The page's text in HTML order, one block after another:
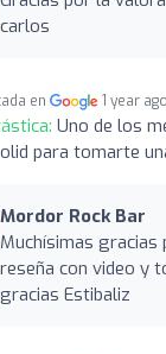
carlos
en 1 year ago
Uno de los
para tomarte
Mordor Rock Bar
Muchísimas gracias
reseña con video y
gracias Estibaliz